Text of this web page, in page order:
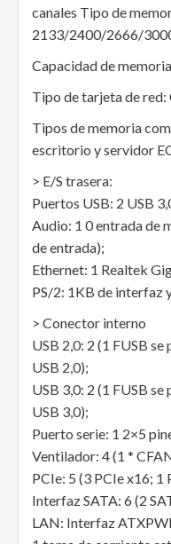
canales Tipo de
2133/2400/2666/
Capacidad de
Tipo de tarjeta de
Tipos de memoria
escritorio y servidor
> E/S trasera:
Puertos USB: 2 USB
Audio: 1 0 entrada de
de entrada);
Ethernet: 1 Realtek
PS/2: 1KB de interfaz
> Conector interno
USB 2,0: 2 (1 FUSB
USB 2,0);
USB 3,0: 2 (1 FUSB
USB 3,0);
Puerto serie: 1 2×5
Ventilador: 4 (1 *
PCIe: 5 (3 PCIe x16; 1
Interfaz SATA: 6 (2
LAN: Interfaz